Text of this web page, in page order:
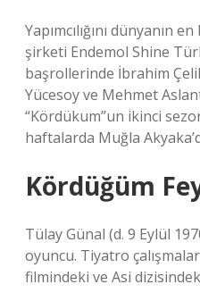
Yapımcılığını dünyanın
şirketi Endemol Shine
başrollerinde İbrahim
Yücesoy ve Mehmet
“Kördükum”un ikinci
haftalarda Muğla
Kördüğüm
Tülay Günal (d. 9 Eylül
oyuncu. Tiyatro
filmindeki ve Asi